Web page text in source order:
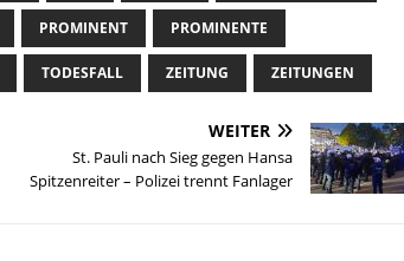
PROMINENT PROMINENTE
TODESFALL ZEITUNG ZEITUNGEN
WEITER
St. Pauli nach Sieg gegen Hansa
Spitzenreiter – Polizei trennt Fanlager